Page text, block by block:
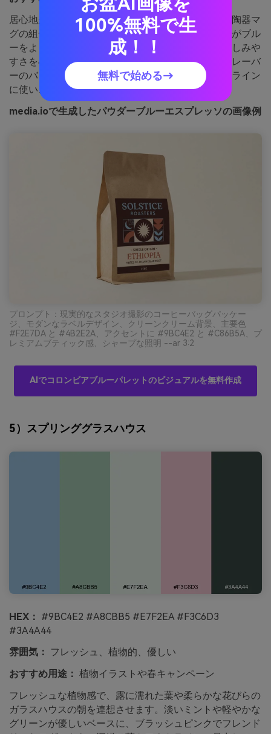
居心地が良いブティック調で、温かいラテと冷たい陶器マ
グの組合せのような雰囲気。エスプレッソブラウンがブル
ーをよりクリーンに見せ、クリーミーベージュが親しみや
すさを与えます。テラコッタは小さな呼び出しやフレーバ
ーのバッジに。ポイント：ブラウンは文字やアウトライン
に使い、中間色が濁らないように。
media.ioで生成したパウダーブルーエスプレッソの画像例
プロンプト：現実的なスタジオ撮影のコーヒーバッグパッケー
ジ、モダンなラベルデザイン、クリーンクリーム背景、主要色
#F2E7DA と #4B2E2A、アクセントに #9BC4E2 と #C86B5A、プ
レミアムブティック感、シャープな照明 --ar 3:2
AIでコロンビアブルーパレットのビジュアルを無料作成
5）スプリンググラスハウス
HEX： #9BC4E2 #A8CBB5 #E7F2EA #F3C6D3
#3A4A44
雰囲気：
フレッシュ、植物的、優しい
おすすめ用途： 植物イラストや春キャンペーン
フレッシュな植物感で、露に濡れた葉や柔らかな花びらの
ガラスハウスの朝を連想させます。淡いミントや軽やかな
グリーンが優しいベースに、ブラッシュピンクでフレンド
100%無料で生
成！！
無料で始める→